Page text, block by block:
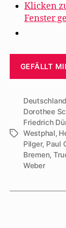
Klicken
Fenster
GEFÄLLT
Schlagwörter
Dorothee
Friedrich
Westphal,
Pilger, Paul
Bremen,
Weber